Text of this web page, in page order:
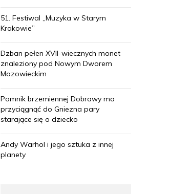
51. Festiwal „Muzyka w Starym
Krakowie”
Dzban pełen XVII-wiecznych monet
znaleziony pod Nowym Dworem
Mazowieckim
Pomnik brzemiennej Dobrawy ma
przyciągnąć do Gniezna pary
starające się o dziecko
Andy Warhol i jego sztuka z innej
planety